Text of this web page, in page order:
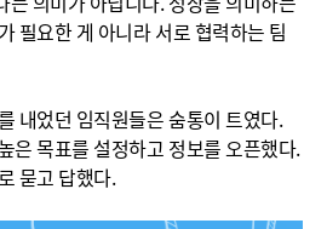
필요한 게 아니라 서로 협력하는 팀
내었던 임직원들은 숨통이 트였다.
은 목표를 설정하고 정보를 오픈했다.
묻고 답했다.